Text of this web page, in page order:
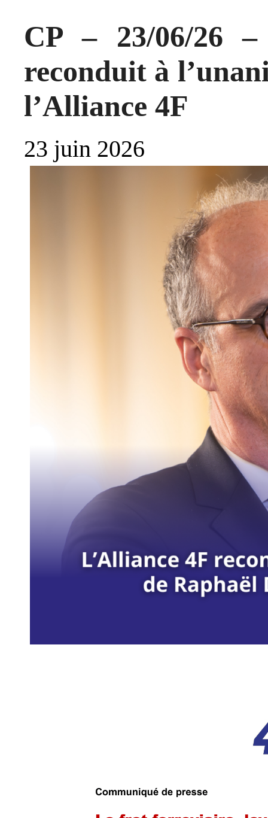
CP – 23/06/26 –
reconduit à
l’Alliance 4F
23 juin 2026